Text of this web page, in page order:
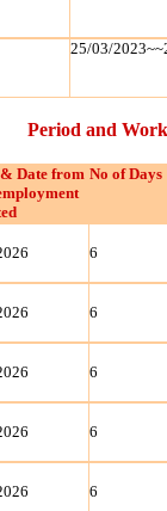
25/03/
Period and
Date from No of Days
6
6
6
6
6